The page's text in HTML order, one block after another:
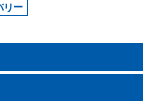
リー